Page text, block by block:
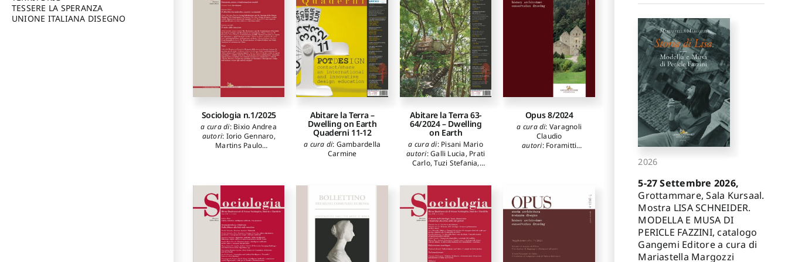
Faraone Greta,Cucco
Pasquale,Trausi Pier
Pasquale,Neri Giulia,
Lembo Fazio
Francesca,Spita
Leone,Pegorin Elisa
Bertacchi Silvia ,
Formicola Claudio,
Gonizzi Barsanti Sara
Grieco Claudia,Nicotra
Barone
Cavaterra
Romanello
Alessandro,Vellella
Paesano Paola
Sociologia n.1/2025
a cura di: Bixio Andrea
autori: Iorio Gennaro,
Martins Paulo
Paglione Maria Licia
Scribano Adrian,De
Sena Angélica,Jingting
Zhang,Chao Jia
Mangiarotti Frugiuele
Gabriella,Bevilacqua
Stefania Adriana,
Marziale Antonio,
Abitare la Terra –
Dwelling on Earth
Quaderni 11-12
a cura di: Gambardella
Carmine
Abitare la Terra 63-
64/2024 – Dwelling
on Earth
a cura di: Pisani Mario
autori:Galli Lucia, Prati
Carlo,Tuzi Stefania,
Reale Luca
Giacinto,Capanna
Alessandra,Scatena
Donatella,Rossi
Francesca
Opus 8/2024
a cura di: Varagnoli
Claudio
autori: Foramitti
Valentina,Orlacchio
Nicola,Benincampi
Iacopo,
Rocchi Luca
Tunzi Pasquale
TESSERE LA SPERANZA
UNIONE ITALIANA DISEGNO
2026
5-27 Settembre 2026,
Grottammare, Sala Kursaal.
Mostra LISA SCHNEIDER.
MODELLA E MUSA DI
PERICLE FAZZINI, catalogo
Gangemi Editore a cura di
Mariastella Margozzi